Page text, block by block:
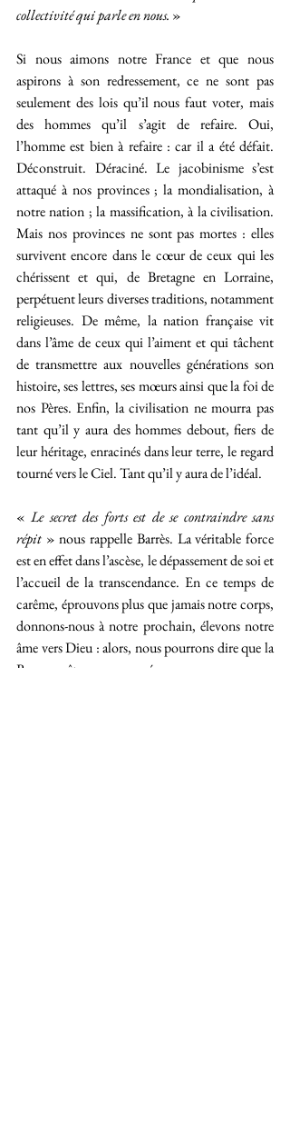
collectivité qui parle en nous. »
Si nous aimons notre France et que nous
aspirons à son redressement, ce ne sont pas
seulement des lois qu’il nous faut voter, mais
des hommes qu’il s’agit de refaire. Oui,
l’homme est bien à refaire : car il a été défait.
Déconstruit. Déraciné. Le jacobinisme s’est
attaqué à nos provinces ; la mondialisation, à
notre nation ; la massification, à la civilisation.
Mais nos provinces ne sont pas mortes : elles
survivent encore dans le cœur de ceux qui les
chérissent et qui, de Bretagne en Lorraine,
perpétuent leurs diverses traditions, notamment
religieuses. De même, la nation française vit
dans l’âme de ceux qui l’aiment et qui tâchent
de transmettre aux nouvelles générations son
histoire, ses lettres, ses mœurs ainsi que la foi de
nos Pères. Enfin, la civilisation ne mourra pas
tant qu’il y aura des hommes debout, fiers de
leur héritage, enracinés dans leur terre, le regard
tourné vers le Ciel. Tant qu’il y aura de l’idéal.
« Le secret des forts est de se contraindre sans
répit » nous rappelle Barrès. La véritable force
est en effet dans l’ascèse, le dépassement de soi et
l’accueil de la transcendance. En ce temps de
carême, éprouvons plus que jamais notre corps,
donnons-nous à notre prochain, élevons notre
âme vers Dieu : alors, nous pourrons dire que la
Reconquête a commencé.